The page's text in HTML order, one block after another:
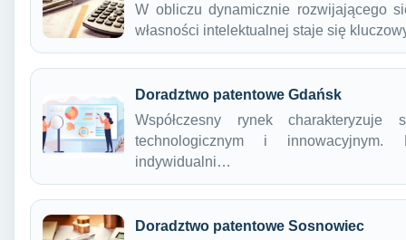
W obliczu dynamicznie rozwijającego
własności intelektualnej staje się
Doradztwo patentowe Gdańsk
Współczesny rynek charakteryzuje
technologicznym i innowacyjnym.
indywidualni…
Doradztwo patentowe Sosnowiec